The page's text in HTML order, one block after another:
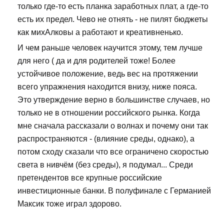
только где-то есть планка заработных плат, а где-то
есть их предел. Чево не отнять - не пилят бюджеты
как михАлковы а работают и креативненько.
И чем раньше человек научится этому, тем лучше
для него ( да и для родителей тоже! Более
устойчивое положение, ведь вес на протяжении
всего упражнения находится внизу, ниже пояса.
Это утверждение верно в большинстве случаев, но
только не в отношении российского рынка. Когда
мне сначала рассказали о волнах и почему они так
распространяются - (влияние среды, однако), а
потом сходу сказали что все ограничено скоростью
света в нивчём (без среды), я подумал... Среди
претендентов все крупные российские
инвестиционные банки. В полуфинале с Германией
Максик тоже играл здорово.